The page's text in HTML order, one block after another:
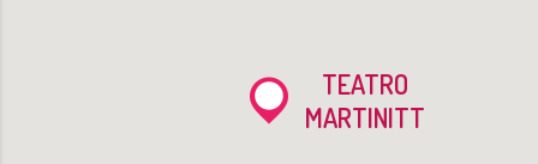
TEATRO
MARTINITT